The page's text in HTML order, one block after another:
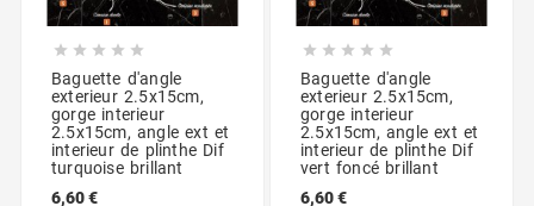
    
Baguette d'angle
exterieur 2.5x15cm,
gorge interieur
2.5x15cm, angle ext et
interieur de plinthe Dif
turquoise brillant
6,60 €
    
Baguette d'angle
exterieur 2.5x15cm,
gorge interieur
2.5x15cm, angle ext et
interieur de plinthe Dif
vert foncé brillant
6,60 €